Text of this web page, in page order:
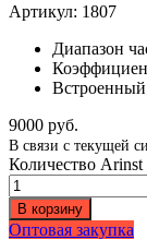
Артикул: 1807
Диапазон
9000 руб.
В связи с текущей
Количество
В корзину
Оптовая закупка